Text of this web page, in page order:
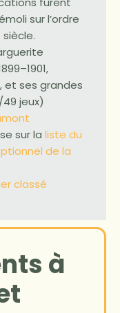
sur l’ordre
siècle.
et ses grandes
jeux)
sur la liste du
de la
classé
à